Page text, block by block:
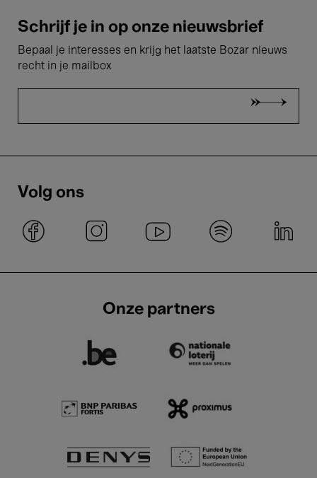
Schrijf je in op onze nieuwsbrief
Bepaal je interesses en krijg het laatste Bozar nieuws
recht in je mailbox
Volg ons
Onze partners